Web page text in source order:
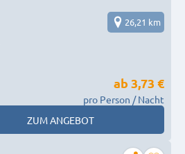
26,21 km
ab 3,73 €
pro Person / Nacht
ZUM ANGEBOT